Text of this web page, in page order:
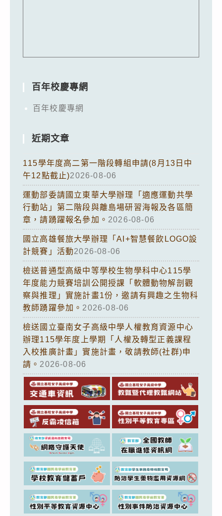
百年校慶專網
百年校慶專網
近期文章
115學年度高二第一階段轉組申請(8月13日中
午12點截止)2026-08-06
運動部委請國立東華大學辦理「適應運動共學
行動站」第二階段與離島場研習海報及各區簡
章，請踴躍報名參加。 2026-08-06
國立高雄餐旅大學辦理「AI+智慧餐飲LOGO設
計競賽」活動2026-08-06
檢送普通型高級中等學校生物學科中心115學
年度能力競賽培訓公開授課「軟體動物解剖觀
察與推理」實施計畫1份，邀請有興趣之生物科
教師踴躍參加。 2026-08-06
檢送國立臺南女子高級中學人權教育資源中心
辦理115學年度上學期「人權及轉型正義課程
入校推廣計畫」實施計畫，敬請教師(社群)申
請。 2026-08-06